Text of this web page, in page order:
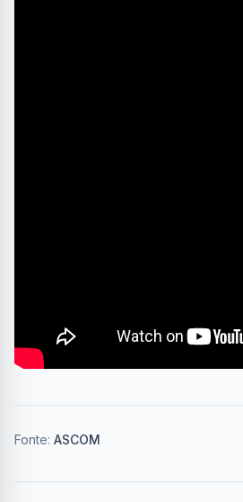
Fonte: ASCOM